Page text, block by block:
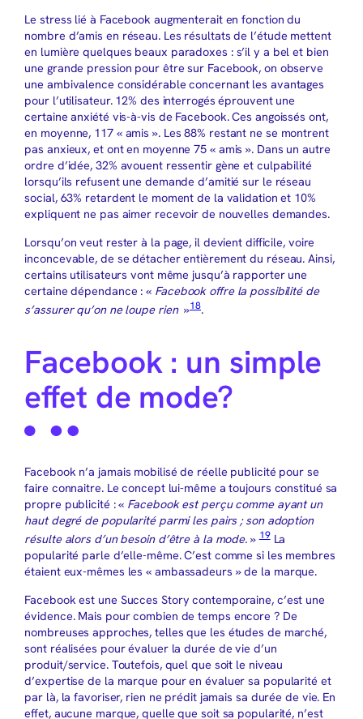
Le stress lié à Facebook augmenterait en fonction du
nombre d’amis en réseau. Les résultats de l’étude mettent
en lumière quelques beaux paradoxes : s’il y a bel et bien
une grande pression pour être sur Facebook, on observe
une ambivalence considérable concernant les avantages
pour l’utilisateur. 12% des interrogés éprouvent une
certaine anxiété vis-à-vis de Facebook. Ces angoissés ont,
en moyenne, 117 « amis ». Les 88% restant ne se montrent
pas anxieux, et ont en moyenne 75 « amis ». Dans un autre
ordre d’idée, 32% avouent ressentir gène et culpabilité
lorsqu’ils refusent une demande d’amitié sur le réseau
social, 63% retardent le moment de la validation et 10%
expliquent ne pas aimer recevoir de nouvelles demandes.
Lorsqu’on veut rester à la page, il devient difficile, voire
inconcevable, de se détacher entièrement du réseau. Ainsi,
certains utilisateurs vont même jusqu’à rapporter une
certaine dépendance : « Facebook offre la possibilité de
s’assurer qu’on ne loupe rien »18.
Facebook : un simple
effet de mode?
Facebook n’a jamais mobilisé de réelle publicité pour se
faire connaitre. Le concept lui-même a toujours constitué sa
propre publicité : « Facebook est perçu comme ayant un
haut degré de popularité parmi les pairs ; son adoption
résulte alors d’un besoin d’être à la mode. »19La
popularité parle d’elle-même. C’est comme si les membres
étaient eux-mêmes les « ambassadeurs » de la marque.
Facebook est une Succes Story contemporaine, c’est une
évidence. Mais pour combien de temps encore ? De
nombreuses approches, telles que les études de marché,
sont réalisées pour évaluer la durée de vie d’un
produit/service. Toutefois, quel que soit le niveau
d’expertise de la marque pour en évaluer sa popularité et
par là, la favoriser, rien ne prédit jamais sa durée de vie. En
effet, aucune marque, quelle que soit sa popularité, n’est